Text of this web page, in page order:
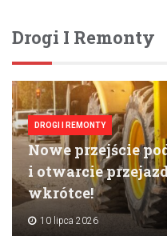
Drogi I Remonty
DROGI I REMONTY
Nowe przejście
i otwarcie
wkrótce!
10 lipca 2026